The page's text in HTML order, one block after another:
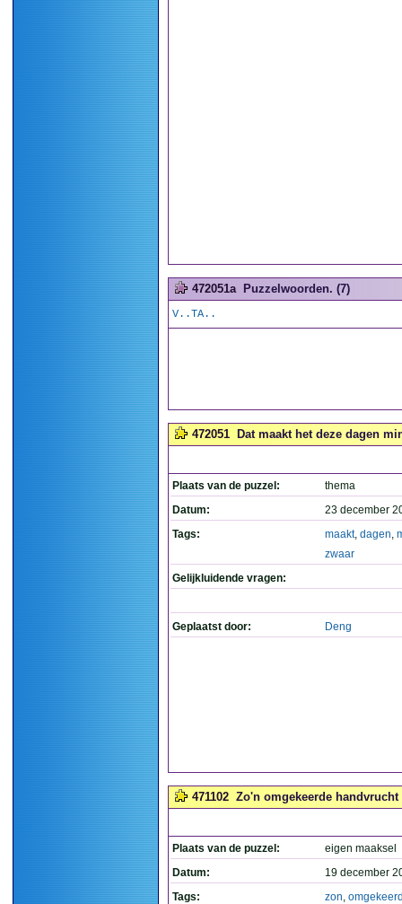
472051a Puzzelwoorden. (7)
V..TA..
472051 Dat maakt het deze dagen
Plaats van de puzzel:
thema
Datum:
23 december
Tags:
maakt, dagen,
zwaar
Gelijkluidende vragen:
Geplaatst door: Deng
471102 Zo'n omgekeerde
Plaats van de puzzel:
eigen maaksel
Datum:
19 december
Tags:
zon,